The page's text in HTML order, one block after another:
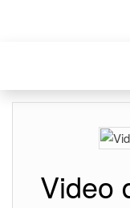
Video